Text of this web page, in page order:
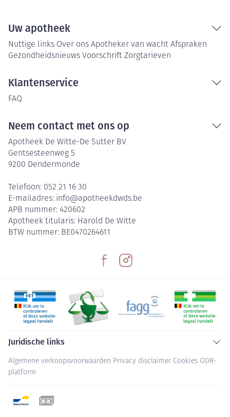
Uw apotheek
Nuttige links Over ons Apotheker van wacht Afspraken
Gezondheidsnieuws Voorschrift Zorgtarieven
Klantenservice
FAQ
Neem contact met ons op
Apotheek De Witte-De Sutter BV
Gentsesteenweg 5
9200 Dendermonde
Telefoon: 052 21 16 30
E-mailadres: info@apotheekdwds.be
APB nummer: 420602
Apotheek titularis: Harold De Witte
BTW nummer: BE0470264611
Juridische links
Algemene verkoopsvoorwaarden Privacy disclaimer Cookies ODR-
platform